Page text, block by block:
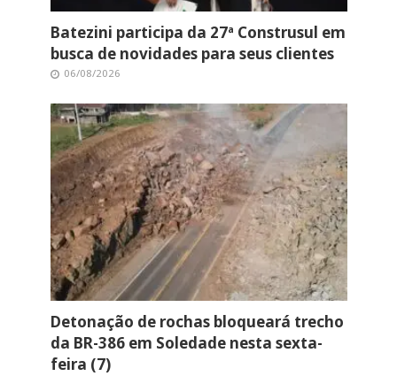
Batezini participa da 27ª Construsul em
busca de novidades para seus clientes
06/08/2026
Detonação de rochas bloqueará trecho
da BR-386 em Soledade nesta sexta-
feira (7)